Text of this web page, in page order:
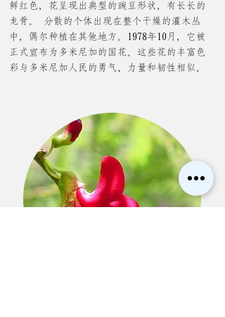
鲜红色，花呈现出典型的豌豆形状，有长长的
龙骨。 分散的个体出现在整个干燥的灌木丛
中，偶尔种植在其他地方。1978年10月，它被
正式宣布为多米尼加的国花。这些花的丰富色
彩与多米尼加人民的勇气、力量和韧性相似。